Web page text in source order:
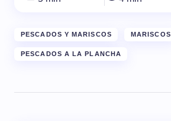
PESCADOS Y MARISCOS MARISCOS
PESCADOS A LA PLANCHA